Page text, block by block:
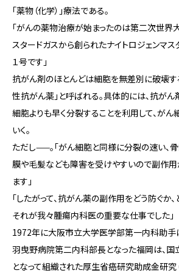
「薬物（化学）」療法である。
「がんの薬物治療が始まったのは第二次世界
スタードガスから創られたナイトロジェンマ
１号です」
抗がん剤のほとんどは細胞を無差別に破壊す
性抗がん薬」と呼ばれる。具体的には、抗が
細胞よりも早く分裂することを利用して、が
いく。
ただし——。「がん細胞と同様に分裂の速い、
膜や毛髪なども障害を受けやすいので副作用
ます」
「したがって、抗がん薬の副作用をどう防ぐか
それが我々腫瘍内科医の重要な仕事でした」
1972年に大阪市立大学医学部第一内科助手
羽曳野病院第二内科部長となった福岡は、国
となって組織された厚生省癌研究助成金研究